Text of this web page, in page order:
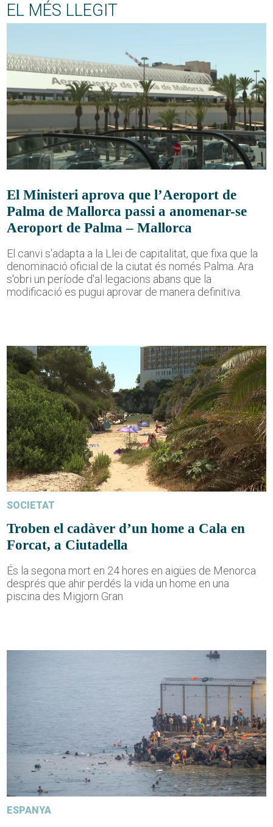
EL MÉS LLEGIT
El Ministeri aprova que l’Aeroport de
Palma de Mallorca passi a anomenar-se
Aeroport de Palma – Mallorca
El canvi s'adapta a la Llei de capitalitat, que fixa que la
denominació oficial de la ciutat és només Palma. Ara
s'obri un període d'al·legacions abans que la
modificació es pugui aprovar de manera definitiva.
SOCIETAT
Troben el cadàver d’un home a Cala en
Forcat, a Ciutadella
És la segona mort en 24 hores en aigües de Menorca
després que ahir perdés la vida un home en una
piscina des Migjorn Gran
ESPANYA